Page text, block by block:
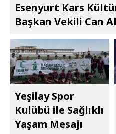
Esenyurt Kars
Başkan Vekili Can
Yeşilay Spor
Kulübü ile Sağlıklı
Yaşam Mesajı